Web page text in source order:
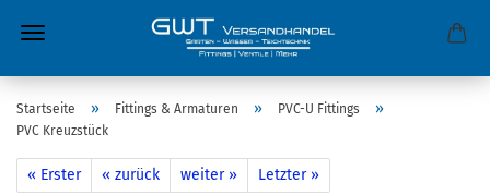
Startseite » Fittings & Armaturen » PVC-U Fittings »
PVC Kreuzstück
« Erster « zurück weiter »
Letzter »